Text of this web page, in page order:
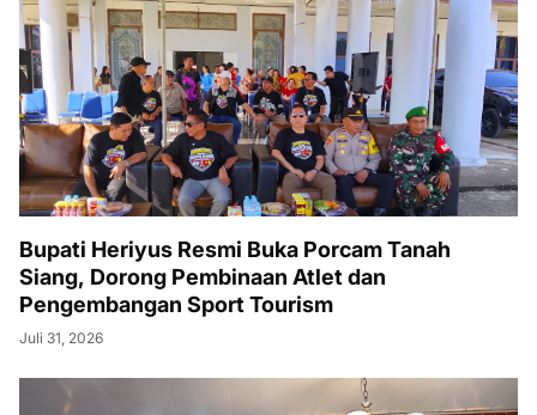
Bupati Heriyus Resmi Buka Porcam Tanah
Siang, Dorong Pembinaan Atlet dan
Pengembangan Sport Tourism
Juli 31, 2026